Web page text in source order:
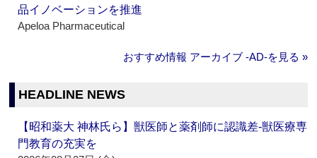
品イノベーションを推進
Apeloa Pharmaceutical
おすすめ情報 アーカイブ ‐AD‐を見る »
HEADLINE NEWS
【昭和薬大 神林氏ら】獣医師と薬剤師に認識差‐獣医療専
門教育の充実を